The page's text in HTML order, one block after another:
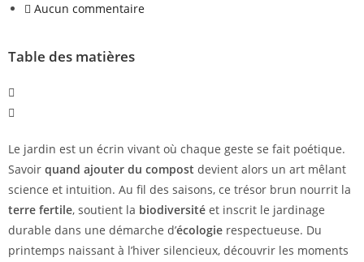
Aucun commentaire
Table des matières
Le jardin est un écrin vivant où chaque geste se fait poétique.
Savoir quand ajouter du compost devient alors un art mêlant
science et intuition. Au fil des saisons, ce trésor brun nourrit la
terre fertile, soutient la biodiversité et inscrit le jardinage
durable dans une démarche d’écologie respectueuse. Du
printemps naissant à l’hiver silencieux, découvrir les moments